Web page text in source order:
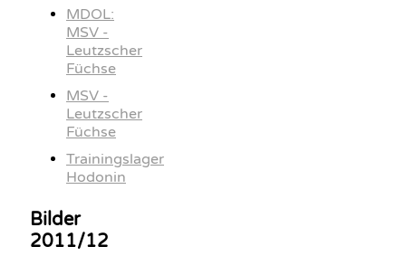
MDOL:
MSV -
Leutzscher
Füchse
MSV -
Leutzscher
Füchse
Trainingslager
Hodonin
Bilder
2011/12